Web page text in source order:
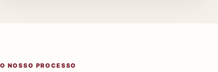
O NOSSO PROCESSO